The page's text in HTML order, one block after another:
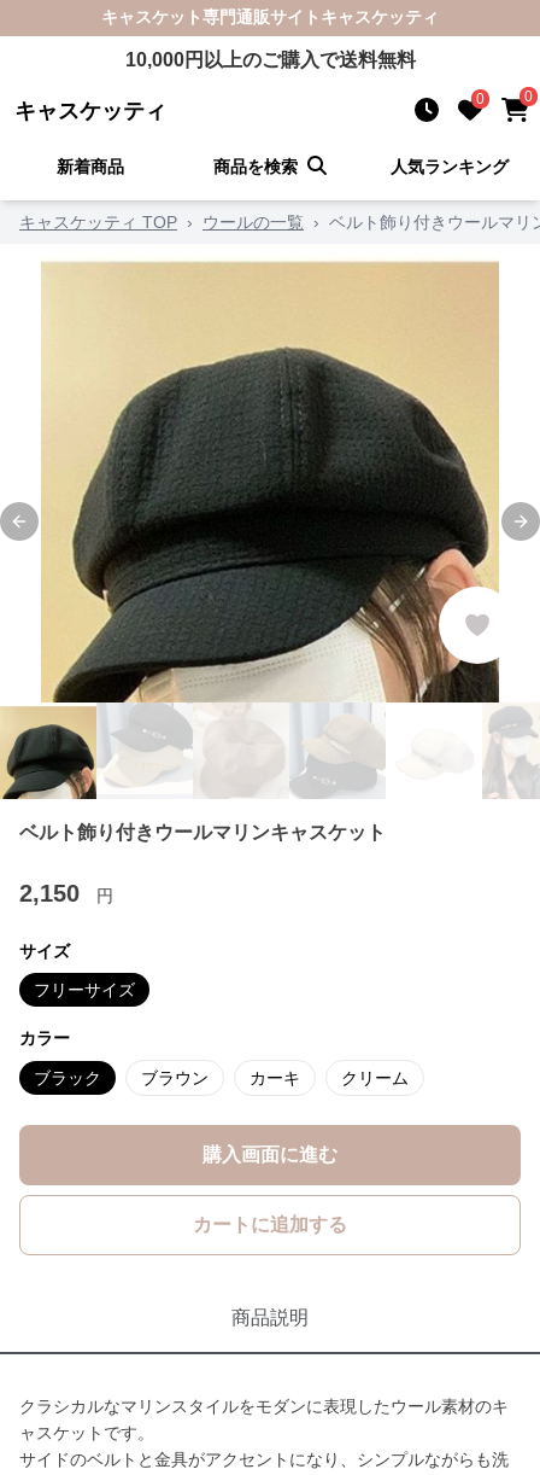
キャスケット専門通販サイト キャスケッティ
10,000円以上のご購入で送料無料
キャスケッティ 0 0
新着商品 商品を検索 人気ランキング
キャスケッティ TOP › ウールの一覧 › ベルト飾り付きウールマリ
Previous slide
ベルト飾り付きウールマリンキャスケット
2,150 円
サイズ
フリーサイズ
カラー
ブラック ブラウン カーキ クリーム
購入画面に進む
カートに追加する
商品説明
クラシカルなマリンスタイルをモダンに表現したウール素材のキ
ャスケットです。
サイドのベルトと金具がアクセントになり、シンプルながらも洗